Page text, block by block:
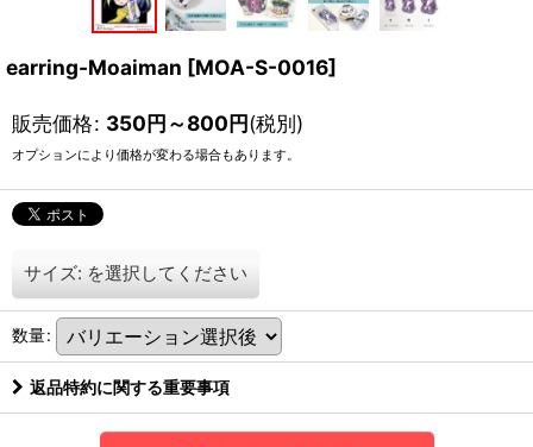
earring-Moaiman [MOA-S-0016]
販売価格: 350円～800円(税別)
オプションにより価格が変わる場合もあります。
サイズ: を選択してください
数量:
返品特約に関する重要事項